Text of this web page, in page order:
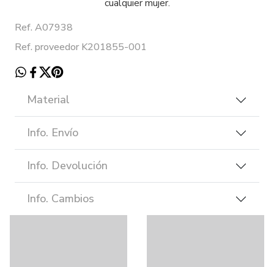
cualquier mujer.
Ref. A07938
Ref. proveedor K201855-001
Material
Info. Envío
Info. Devolución
Info. Cambios